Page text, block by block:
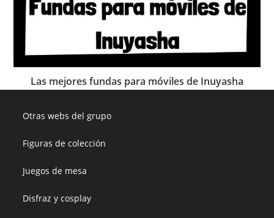
Las mejores fundas para móviles de Inuyasha
Otras webs del grupo
Figuras de colección
Juegos de mesa
Disfraz y cosplay